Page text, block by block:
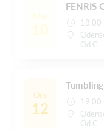
Man
10
FENRIS
18:00
Od C
Ons
12
19:00
Od C